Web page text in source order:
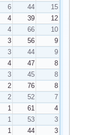
6 44
15
4 39
12
4 66
10
3 56
9
3 44
9
4 47
8
3 45
8
2 76
8
2 52
7
1 61
4
1 53
3
1 44
3